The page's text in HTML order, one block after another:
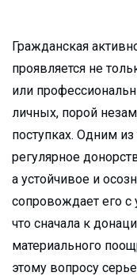
Гражданская
проявляется не
или
личных, порой
поступках. Одним
регулярное
а устойчивое и
сопровождает его с
что сначала к
материального
этому вопросу